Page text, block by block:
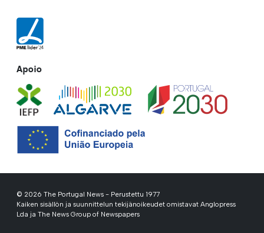
Apoio
© 2026 The Portugal News - Perustettu 1977
Kaiken sisällön ja suunnittelun tekijänoikeudet omistavat Anglopress
Lda ja The News Group of Newspapers